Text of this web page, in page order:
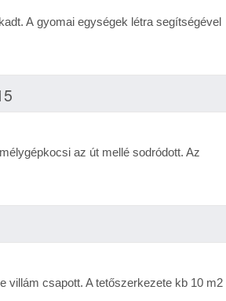
A gyomai egységek létra segítségével
az út mellé sodródott. Az
villám csapott. A tetőszerkezete kb 10 m2